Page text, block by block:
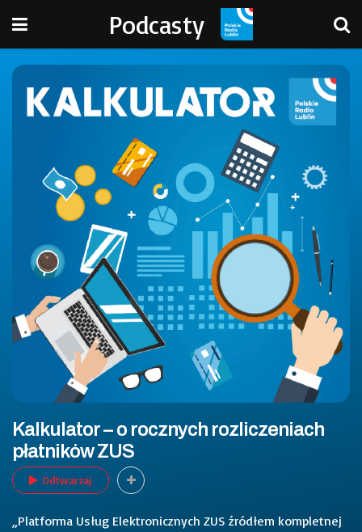
Podcasty
Kalkulator – o rocznych rozliczeniach
płatników ZUS
Odtwarzaj
„Platforma Usług Elektronicznych ZUS źródłem kompletnej